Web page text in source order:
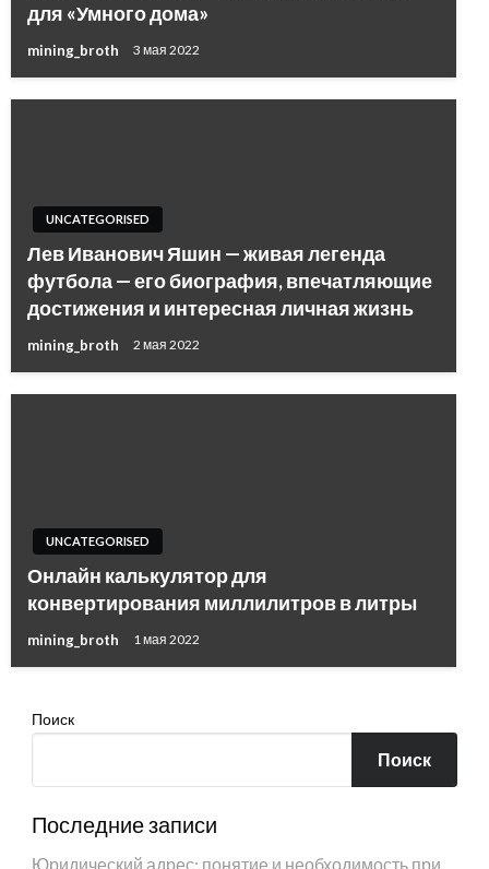
для «Умного дома»
mining_broth 3 мая 2022
UNCATEGORISED
Лев Иванович Яшин — живая легенда
футбола — его биография, впечатляющие
достижения и интересная личная жизнь
mining_broth 2 мая 2022
UNCATEGORISED
Онлайн калькулятор для
конвертирования миллилитров в литры
mining_broth 1 мая 2022
Поиск
Поиск
Последние записи
Юридический адрес: понятие и необходимость при